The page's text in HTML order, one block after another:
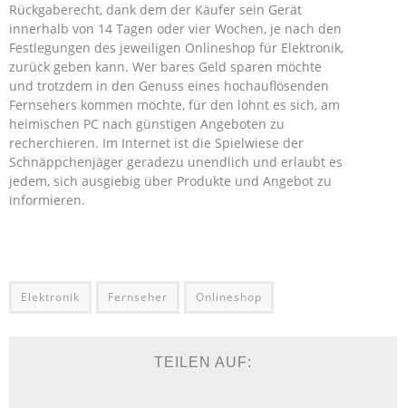
Rückgaberecht, dank dem der Käufer sein Gerät
innerhalb von 14 Tagen oder vier Wochen, je nach den
Festlegungen des jeweiligen Onlineshop für Elektronik,
zurück geben kann. Wer bares Geld sparen möchte
und trotzdem in den Genuss eines hochauflösenden
Fernsehers kommen möchte, für den lohnt es sich, am
heimischen PC nach günstigen Angeboten zu
recherchieren. Im Internet ist die Spielwiese der
Schnäppchenjäger geradezu unendlich und erlaubt es
jedem, sich ausgiebig über Produkte und Angebot zu
informieren.
Elektronik Fernseher Onlineshop
TEILEN AUF: